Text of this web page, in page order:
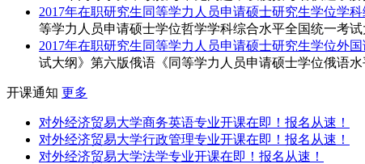
2017年在职研究生同等学力人员申请硕士研究生学位学
等学力人员申请硕士学位哲学学科综合水平全国统一考
2017年在职研究生同等学力人员申请硕士研究生学位外
试大纲》第六版俄语《同等学力人员申请硕士学位俄语
开课通知 更多
对外经济贸易大学商务英语专业开课在即！报名从速！
对外经济贸易大学行政管理专业开课在即！报名从速！
对外经济贸易大学法学专业开课在即！报名从速！